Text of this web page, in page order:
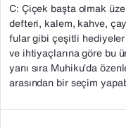
C: Çiçek başta olmak
defteri, kalem, kahve,
fular gibi çeşitli hediyeler
ve ihtiyaçlarına göre bu
yanı sıra Muhiku’da
arasından bir seçim